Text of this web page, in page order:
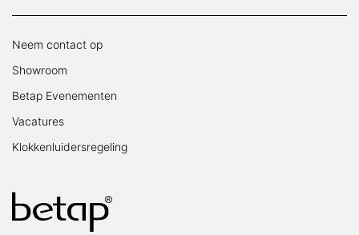
Neem contact op
Showroom
Betap Evenementen
Vacatures
Klokkenluidersregeling